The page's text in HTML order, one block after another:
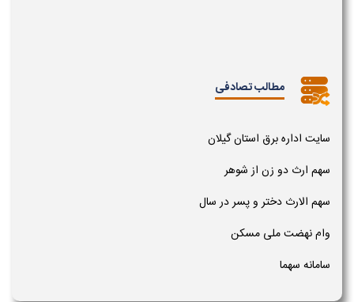
مطالب تصادفی
سایت اداره برق استان گیلان
سهم ارث دو زن از شوهر
سهم الارث دختر و پسر در سال
وام نهضت ملی مسکن
سامانه سهما